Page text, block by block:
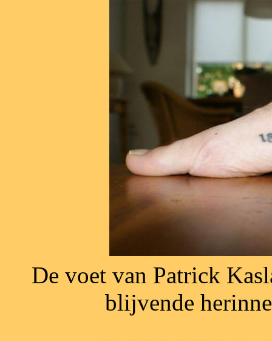
De voet van Patrick
blijvende